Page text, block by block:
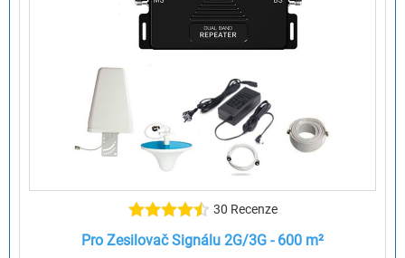
30 Recenze
Pro Zesilovač Signálu 2G/3G - 600 m²